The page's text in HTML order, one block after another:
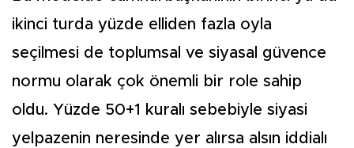
ikinci turda yüzde elliden fazla oyla
seçilmesi de toplumsal ve siyasal güvence
normu olarak çok önemli bir role sahip
oldu. Yüzde 50+1 kuralı sebebiyle siyasi
yelpazenin neresinde yer alırsa alsın iddialı